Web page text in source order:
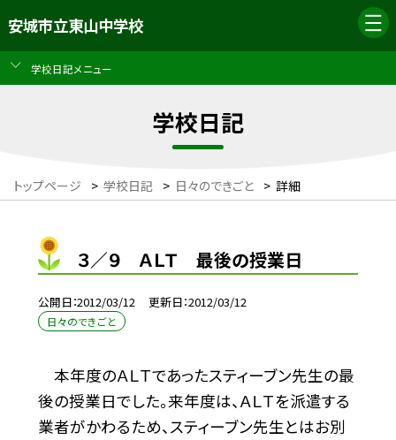
安城市立東山中学校
学校日記メニュー
学校日記
トップページ > 学校日記 > 日々のできごと > 詳細
３／９ ＡＬＴ 最後の授業日
公開日 2012/03/12 更新日 2012/03/12
日々のできごと
本年度のＡＬＴであったスティーブン先生の最
後の授業日でした。来年度は、ＡＬＴを派遣する
業者がかわるため、スティーブン先生とはお別